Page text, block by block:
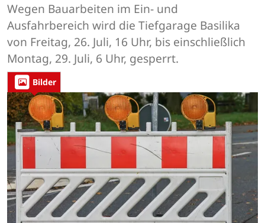
Wegen Bauarbeiten im Ein- und
Ausfahrbereich wird die Tiefgarage Basilika
von Freitag, 26. Juli, 16 Uhr, bis einschließlich
Montag, 29. Juli, 6 Uhr, gesperrt.
Bilder